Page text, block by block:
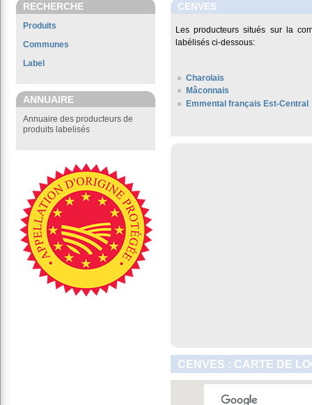
RECHERCHE
Produits
Communes
Label
ANNUAIRE
Annuaire des producteurs de
produits labelisés
CENVES
Les producteurs situés sur la
labélisés ci-dessous:
Charolais
Mâconnais
Emmental français Est-Central
CENVES : CARTE DE